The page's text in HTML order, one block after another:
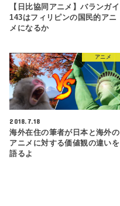
【日比協同アニメ】バランガイ
143はフィリピンの国民的アニ
メになるか
アニメ
2018.7.18
海外在住の筆者が日本と海外の
アニメに対する価値観の違いを
語るよ